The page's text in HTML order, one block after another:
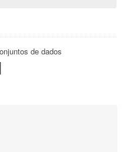
de dados